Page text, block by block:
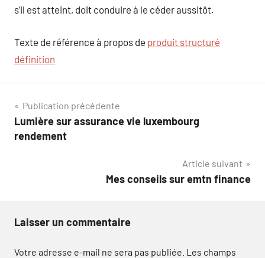
s’il est atteint, doit conduire à le céder aussitôt.
Texte de référence à propos de produit structuré
définition
Navigation
de
Publication précédente
Lumière sur assurance vie luxembourg
rendement
Article suivant
Mes conseils sur emtn finance
Laisser un commentaire
Votre adresse e-mail ne sera pas publiée. Les champs